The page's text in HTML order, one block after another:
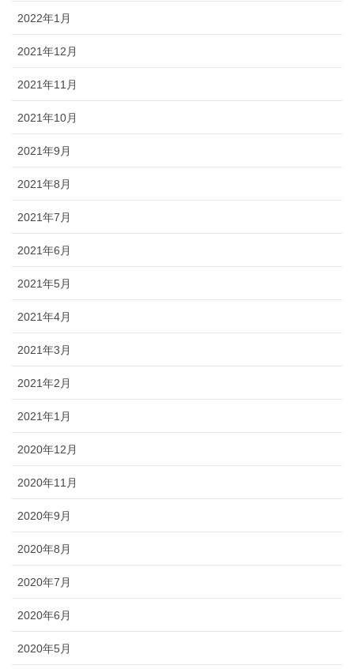
2022年1月
2021年12月
2021年11月
2021年10月
2021年9月
2021年8月
2021年7月
2021年6月
2021年5月
2021年4月
2021年3月
2021年2月
2021年1月
2020年12月
2020年11月
2020年9月
2020年8月
2020年7月
2020年6月
2020年5月